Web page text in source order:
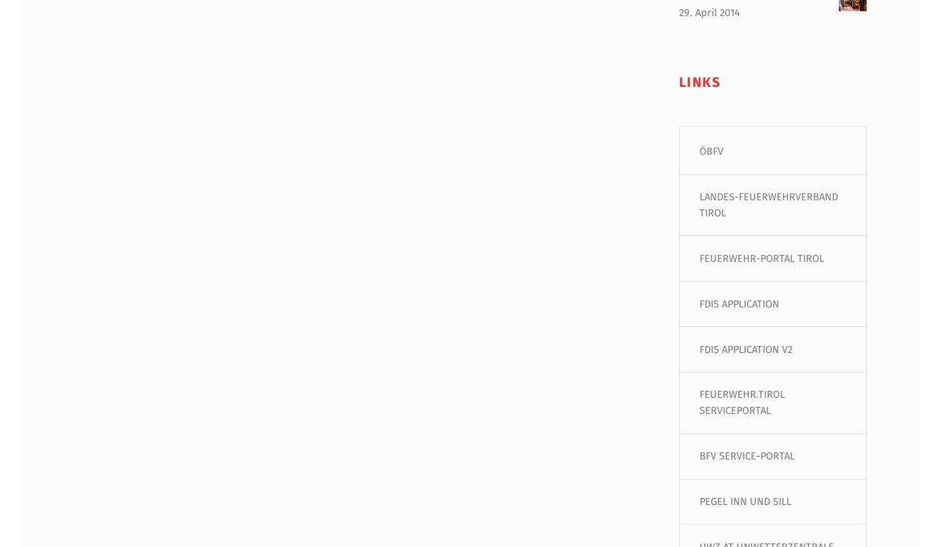
29. April 2014
LINKS
ÖBFV
LANDES-FEUERWEHRVERBAND
TIROL
FEUERWEHR-PORTAL TIROL
FDIS APPLICATION
FDIS APPLICATION V2
FEUERWEHR.TIROL
SERVICEPORTAL
BFV SERVICE-PORTAL
PEGEL INN UND SILL